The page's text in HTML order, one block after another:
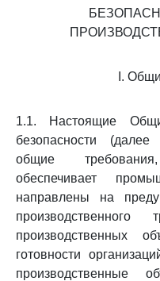
I.
1.1. Настоящие
безопасности
общие
обеспечивает
направлены на
производственных
готовности
производственные